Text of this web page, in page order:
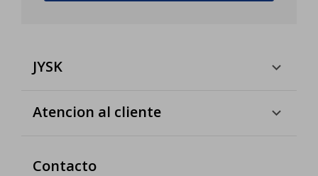
JYSK
Atencion al cliente
Contacto